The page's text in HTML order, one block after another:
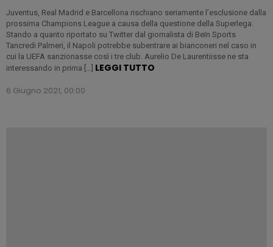
Juventus, Real Madrid e Barcellona rischiano seriamente l’esclusione dalla
prossima Champions League a causa della questione della Superlega.
Stando a quanto riportato su Twitter dal giornalista di BeIn Sports
Tancredi Palmeri, il Napoli potrebbe subentrare ai bianconeri nel caso in
cui la UEFA sanzionasse così i tre club. Aurelio De Laurentiisse ne sta
interessando in prima […] LEGGI TUTTO
6 Giugno 2021, 00:00